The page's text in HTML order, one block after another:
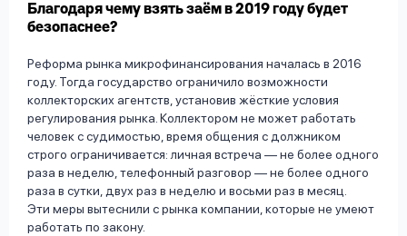
Благодаря чему взять заём в 2019 году будет
безопаснее?
Реформа рынка микрофинансирования началась в 2016
году. Тогда государство ограничило возможности
коллекторских агентств, установив жёсткие условия
регулирования рынка. Коллектором не может работать
человек с судимостью, время общения с должником
строго ограничивается: личная встреча — не более одного
раза в неделю, телефонный разговор — не более одного
раза в сутки, двух раз в неделю и восьми раз в месяц.
Эти меры вытеснили с рынка компании, которые не умеют
работать по закону.